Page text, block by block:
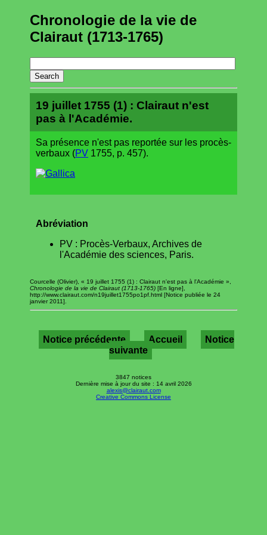
Chronologie de la vie de
Clairaut (1713-1765)
19 juillet 1755 (1) : Clairaut n'est
pas à l'Académie.
Sa présence n'est pas reportée sur les procès-
verbaux (PV 1755, p. 457).
Abréviation
PV : Procès-Verbaux, Archives de
l'Académie des sciences, Paris.
Courcelle (Olivier), « 19 juillet 1755 (1) : Clairaut n'est pas à l'Académie »,
Chronologie de la vie de Clairaut (1713-1765) [En ligne],
http://www.clairaut.com/n19juillet1755po1pf.html [Notice publiée le 24
janvier 2011].
Notice précédente Accueil
Notice
suivante
3847 notices
Dernière mise à jour du site : 14 avril 2026
alexis@clairaut.com
Creative Commons License